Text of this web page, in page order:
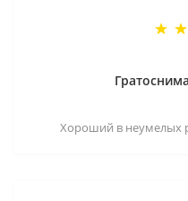
Хороший в неумелых